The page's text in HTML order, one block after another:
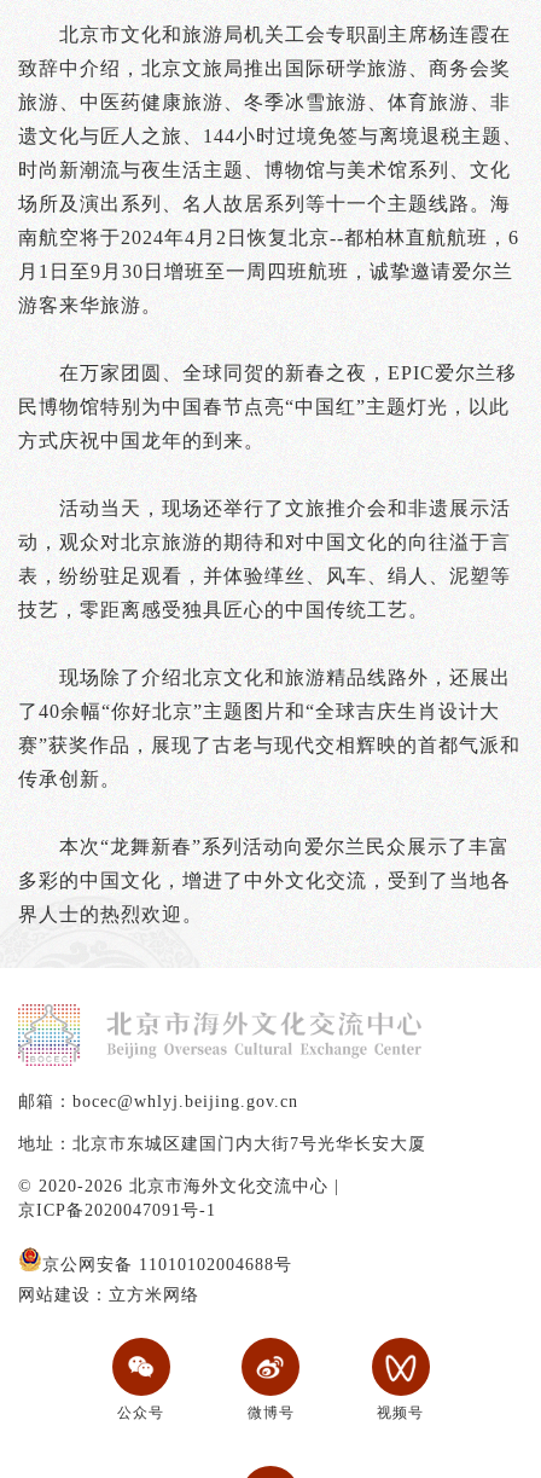
北京市文化和旅游局机关工会专职副主席杨连霞在
致辞中介绍，北京文旅局推出国际研学旅游、商务会奖
旅游、中医药健康旅游、冬季冰雪旅游、体育旅游、非
遗文化与匠人之旅、144小时过境免签与离境退税主题、
时尚新潮流与夜生活主题、博物馆与美术馆系列、文化
场所及演出系列、名人故居系列等十一个主题线路。海
南航空将于2024年4月2日恢复北京--都柏林直航航班，6
月1日至9月30日增班至一周四班航班，诚挚邀请爱尔兰
游客来华旅游。
在万家团圆、全球同贺的新春之夜，EPIC爱尔兰移
民博物馆特别为中国春节点亮“中国红”主题灯光，以此
方式庆祝中国龙年的到来。
活动当天，现场还举行了文旅推介会和非遗展示活
动，观众对北京旅游的期待和对中国文化的向往溢于言
表，纷纷驻足观看，并体验缂丝、风车、绢人、泥塑等
技艺，零距离感受独具匠心的中国传统工艺。
现场除了介绍北京文化和旅游精品线路外，还展出
了40余幅“你好北京”主题图片和“全球吉庆生肖设计大
赛”获奖作品，展现了古老与现代交相辉映的首都气派和
传承创新。
本次“龙舞新春”系列活动向爱尔兰民众展示了丰富
多彩的中国文化，增进了中外文化交流，受到了当地各
界人士的热烈欢迎。
邮箱：bocec@whlyj.beijing.gov.cn
地址：北京市东城区建国门内大街7号光华长安大厦
© 2020-2026 北京市海外文化交流中心 |
京ICP备2020047091号-1
京公网安备 11010102004688号
网站建设：立方米网络
公众号 微博号 视频号